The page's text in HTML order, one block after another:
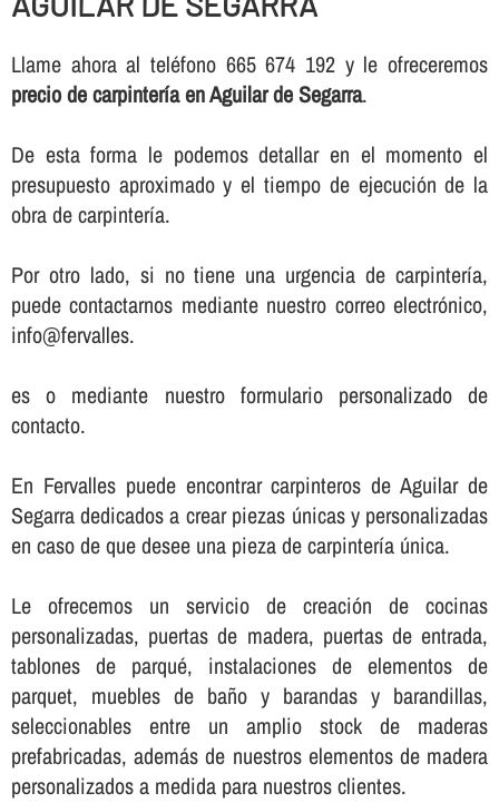
Llame ahora al teléfono 665 674 192 y le ofreceremos
precio de carpinterí­a en Aguilar de Segarra.
De esta forma le podemos detallar en el momento el
presupuesto aproximado y el tiempo de ejecución de la
obra de carpinterí­a.
Por otro lado, si no tiene una urgencia de carpinterí­a,
puede contactarnos mediante nuestro correo electrónico,
info@fervalles.
es o mediante nuestro formulario personalizado de
contacto.
En Fervalles puede encontrar carpinteros de Aguilar de
Segarra dedicados a crear piezas únicas y personalizadas
en caso de que desee una pieza de carpinterí­a única.
Le ofrecemos un servicio de creación de cocinas
personalizadas, puertas de madera, puertas de entrada,
tablones de parqué, instalaciones de elementos de
parquet, muebles de baño y barandas y barandillas,
seleccionables entre un amplio stock de maderas
prefabricadas, además de nuestros elementos de madera
personalizados a medida para nuestros clientes.